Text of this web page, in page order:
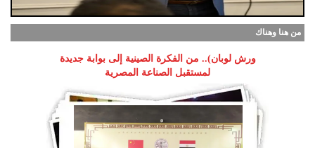
من هنا وهناك
ورش لوبان).. من الفكرة الصينية إلى بوابة جديدة
لمستقبل الصناعة المصرية